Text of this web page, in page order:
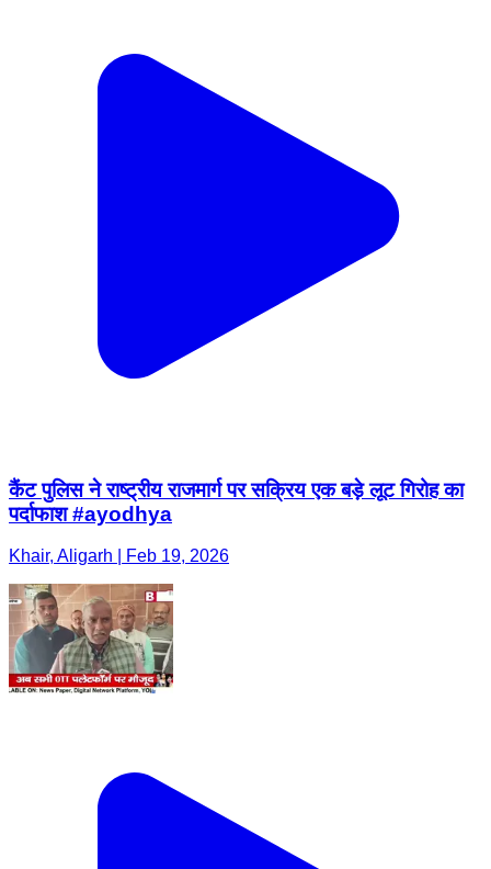
कैंट पुलिस ने राष्ट्रीय राजमार्ग पर सक्रिय एक बड़े लूट गिरोह का
पर्दाफाश #ayodhya
Khair, Aligarh | Feb 19, 2026